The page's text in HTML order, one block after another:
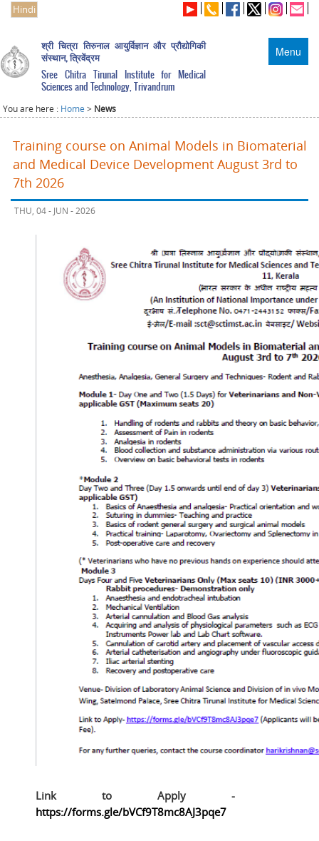
Hindi
Menu
श्री चित्रा तिरुनाल आयुर्विज्ञान और प्रौद्योगिकी
संस्थान, त्रिवेंद्रम
Sree Chitra Tirunal Institute for Medical
Sciences and Technology, Trivandrum
You are here : Home > News
Training course on Animal Models in Biomaterial
and Medical Device Development August 3rd to
7th 2026
THU, 04 - JUN - 2026
Link to Apply -
https://forms.gle/bVCf9T8mc8AJ3pqe7